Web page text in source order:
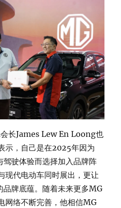
长James Lew En Loong也
示，自己是在2025年因为
驶体验而选择加入品牌阵
现代电动车同时展出，更让
牌底蕴。随着未来更多MG
网络不断完善，他相信MG